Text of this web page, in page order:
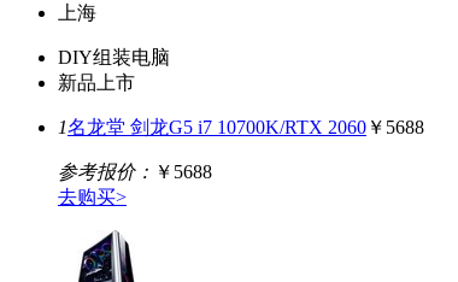
上海
DIY组装电脑
新品上市
1名龙堂 剑龙G5 i7 10700K/RTX 2060 ￥5688
参考报价： ￥5688
去购买>